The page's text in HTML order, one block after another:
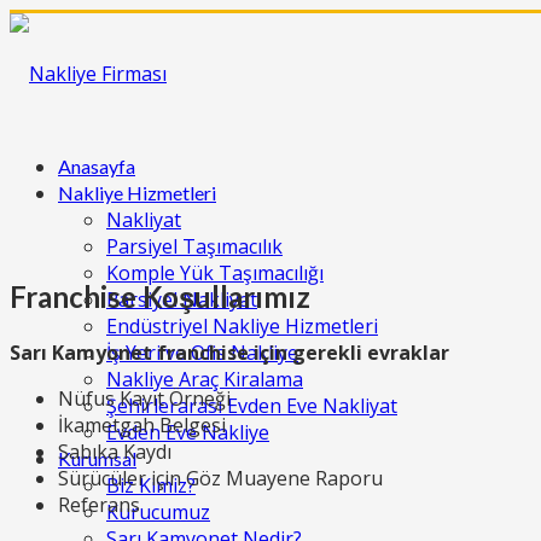
Anasayfa
Nakliye Hizmetleri
Nakliyat
Parsiyel Taşımacılık
Komple Yük Taşımacılığı
Parsiyel Nakliyat
Endüstriyel Nakliye Hizmetleri
İş Yeri ve Ofis Nakliye
Nakliye Araç Kiralama
Şehirlerarası Evden Eve Nakliyat
Evden Eve Nakliye
Kurumsal
Biz Kimiz?
Kurucumuz
Franchise Koşullarımız
Sarı Kamyonet franchise için gerekli evraklar
Nüfus Kayıt Örneği
İkametgah Belgesi
Sabıka Kaydı
Sürücüler için Göz Muayene Raporu
Referans